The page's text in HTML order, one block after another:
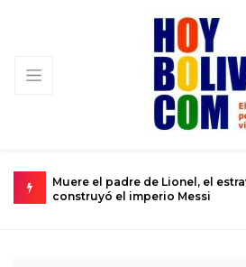
el padre de Lionel, el estratega
el imperio Messi